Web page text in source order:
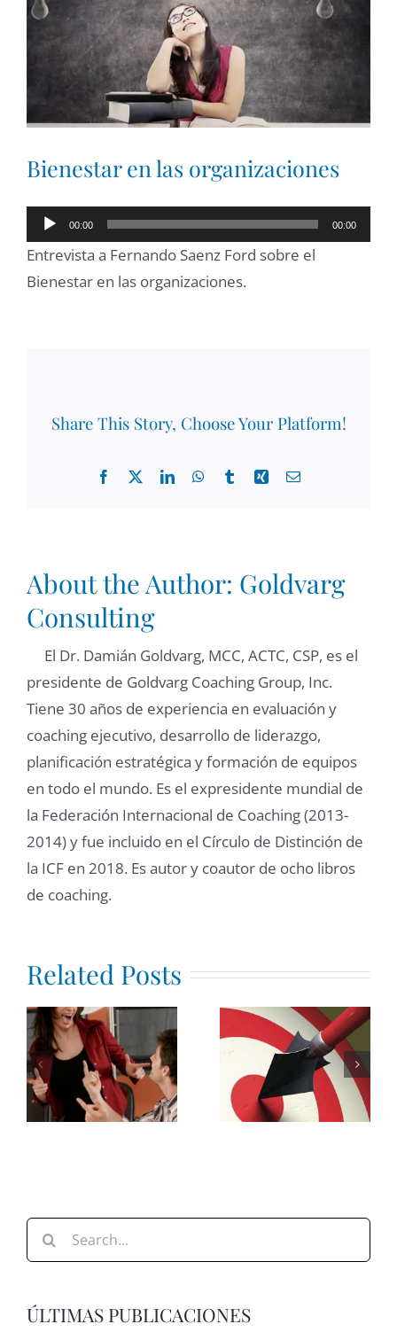
Larger
Image
Bienestar en las organizaciones
Reproductor
de
audio
00:00 00:00
Entrevista a Fernando Saenz Ford sobre el
Bienestar en las organizaciones.
Share This Story, Choose Your Platform!
Facebook LinkedInWhatsApp
TumblrXing Email
About the Author: Goldvarg
Consulting
El Dr. Damián Goldvarg, MCC, ACTC, CSP, es el
presidente de Goldvarg Coaching Group, Inc.
Tiene 30 años de experiencia en evaluación y
coaching ejecutivo, desarrollo de liderazgo,
planificación estratégica y formación de equipos
en todo el mundo. Es el expresidente mundial de
la Federación Internacional de Coaching (2013-
2014) y fue incluido en el Círculo de Distinción de
la ICF en 2018. Es autor y coautor de ocho libros
de coaching.
Related Posts
Efectividad
Gerencial
en las
Search
for:
ÚLTIMAS PUBLICACIONES